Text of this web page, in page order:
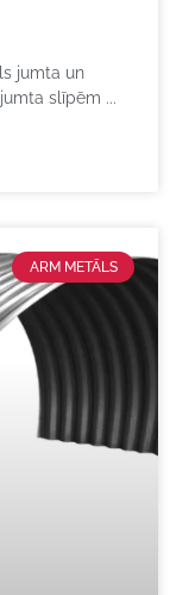
jumta un
slīpēm
ARM METĀLS